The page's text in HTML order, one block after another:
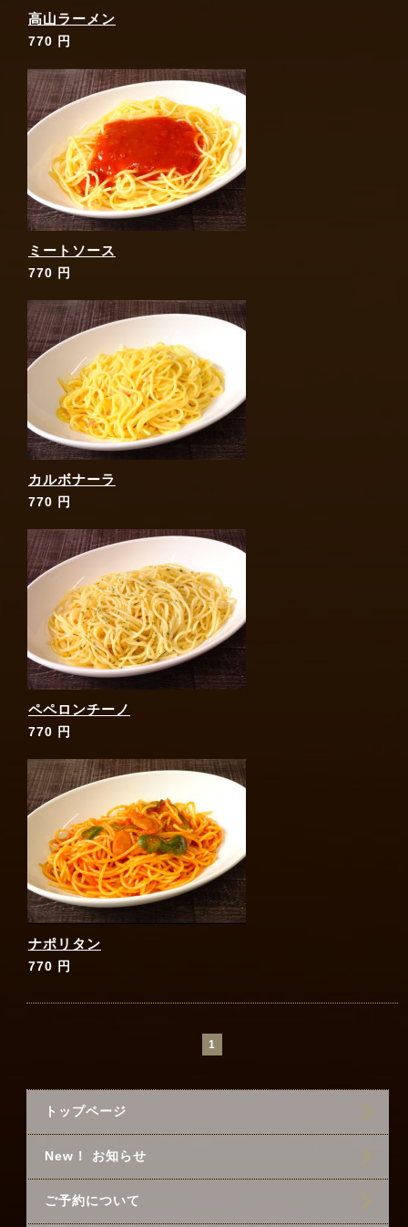
高山ラーメン
770 円
ミートソース
770 円
カルボナーラ
770 円
ペペロンチーノ
770 円
ナポリタン
770 円
1
トップページ
New！ お知らせ
ご予約について